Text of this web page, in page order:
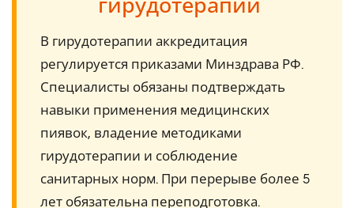
гирудотерапии
В гирудотерапии аккредитация
регулируется приказами Минздрава РФ.
Специалисты обязаны подтверждать
навыки применения медицинских
пиявок, владение методиками
гирудотерапии и соблюдение
санитарных норм. При перерыве более 5
лет обязательна переподготовка.